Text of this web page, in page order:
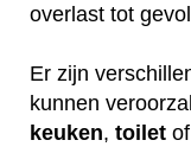
overlast tot
Er zijn
kunnen
keuken, toilet of